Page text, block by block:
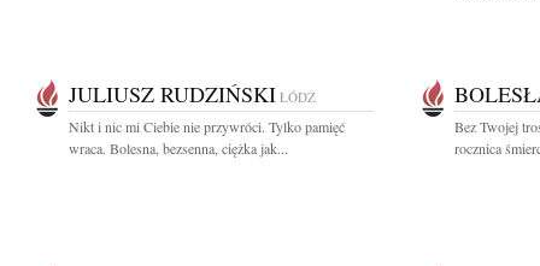
JULIUSZ RUDZIŃSKI ŁÓDŹ
Nikt i nic mi Ciebie nie przywróci. Tylko pamięć
wraca. Bolesna, bezsenna, ciężka jak...
Bez Twojej
rocznica